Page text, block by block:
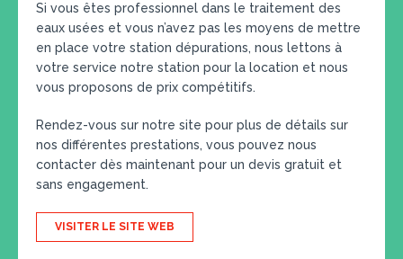
Si vous êtes professionnel dans le traitement des
eaux usées et vous n’avez pas les moyens de mettre
en place votre station dépurations, nous lettons à
votre service notre station pour la location et nous
vous proposons de prix compétitifs.
Rendez-vous sur notre site pour plus de détails sur
nos différentes prestations, vous pouvez nous
contacter dès maintenant pour un devis gratuit et
sans engagement.
VISITER LE SITE WEB